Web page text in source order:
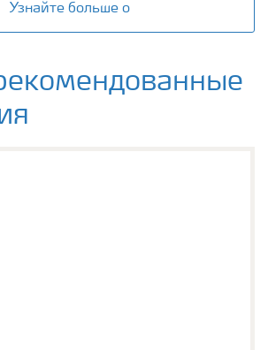
Узнайте больше о